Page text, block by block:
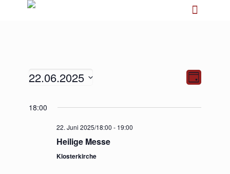
Ansichten-
Navigation
Ansichten-
Tag
22.06.2025
wählen.
18:00
22. Juni 2025/18:00 - 19:00
Heilige Messe
Klosterkirche